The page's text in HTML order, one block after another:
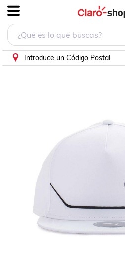
Introduce un Código Postal
Gorra Puma BMW Motorsport